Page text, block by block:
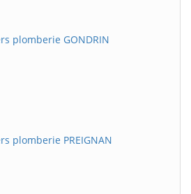
plomberie GONDRIN
plomberie PREIGNAN